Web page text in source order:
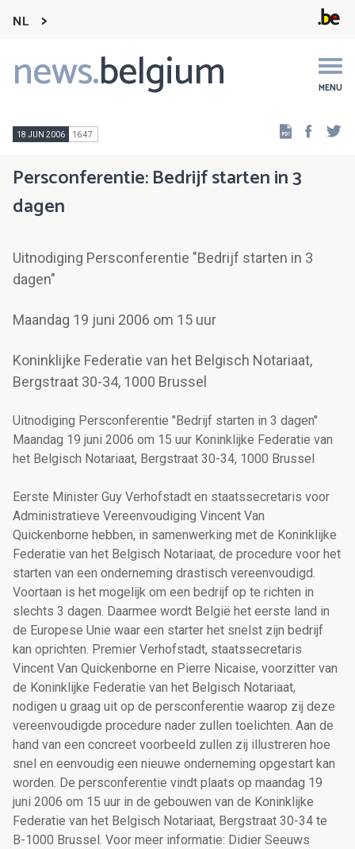
NL
news.belgium MENU
Main
navigation
18 JUN 2006 16:47
Persconferentie: Bedrijf starten in 3
dagen
Uitnodiging Persconferentie "Bedrijf starten in 3
dagen"
Maandag 19 juni 2006 om 15 uur
Koninklijke Federatie van het Belgisch Notariaat,
Bergstraat 30-34, 1000 Brussel
Uitnodiging Persconferentie "Bedrijf starten in 3 dagen"
Maandag 19 juni 2006 om 15 uur Koninklijke Federatie van
het Belgisch Notariaat, Bergstraat 30-34, 1000 Brussel
Eerste Minister Guy Verhofstadt en staatssecretaris voor
Administratieve Vereenvoudiging Vincent Van
Quickenborne hebben, in samenwerking met de Koninklijke
Federatie van het Belgisch Notariaat, de procedure voor het
starten van een onderneming drastisch vereenvoudigd.
Voortaan is het mogelijk om een bedrijf op te richten in
slechts 3 dagen. Daarmee wordt België het eerste land in
de Europese Unie waar een starter het snelst zijn bedrijf
kan oprichten. Premier Verhofstadt, staatssecretaris
Vincent Van Quickenborne en Pierre Nicaise, voorzitter van
de Koninklijke Federatie van het Belgisch Notariaat,
nodigen u graag uit op de persconferentie waarop zij deze
vereenvoudigde procedure nader zullen toelichten. Aan de
hand van een concreet voorbeeld zullen zij illustreren hoe
snel en eenvoudig een nieuwe onderneming opgestart kan
worden. De persconferentie vindt plaats op maandag 19
juni 2006 om 15 uur in de gebouwen van de Koninklijke
Federatie van het Belgisch Notariaat, Bergstraat 30-34 te
B-1000 Brussel. Voor meer informatie: Didier Seeuws